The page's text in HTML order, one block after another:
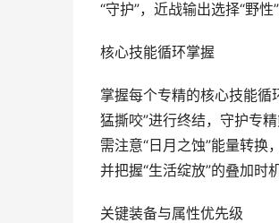
“守护”，近战输出选择“野
核心技能循环掌握
掌握每个专精的核心技能循
猛撕咬”进行终结，守护专
需注意“日月之蚀”能量转换
并把握“生活绽放”的叠加时
关键装备与属性优先级